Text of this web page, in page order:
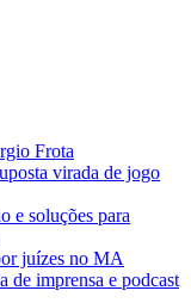
Frota
virada de jogo
e soluções para
juízes no MA
de imprensa e podcast